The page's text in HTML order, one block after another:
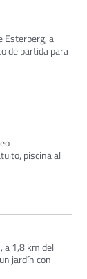
Esterberg, a
de partida para
piscina al
a 1,8 km del
jardín con